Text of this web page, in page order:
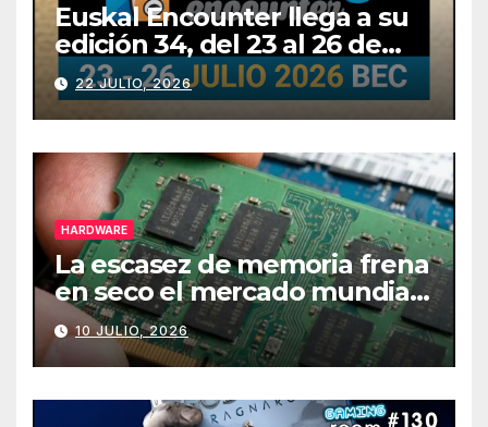
Euskal Encounter llega a su
edición 34, del 23 al 26 de
julio
22 JULIO, 2026
HARDWARE
La escasez de memoria frena
en seco el mercado mundial
de PCs
10 JULIO, 2026